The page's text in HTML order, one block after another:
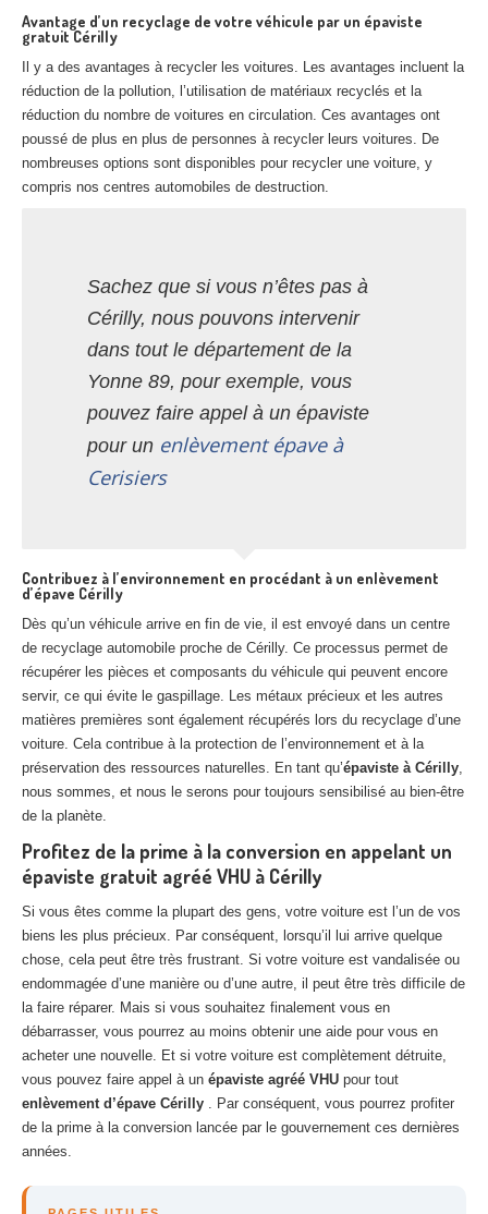
Avantage d’un recyclage de votre véhicule par un épaviste
gratuit Cérilly
Il y a des avantages à recycler les voitures. Les avantages incluent la
réduction de la pollution, l’utilisation de matériaux recyclés et la
réduction du nombre de voitures en circulation. Ces avantages ont
poussé de plus en plus de personnes à recycler leurs voitures. De
nombreuses options sont disponibles pour recycler une voiture, y
compris nos centres automobiles de destruction.
Sachez que si vous n’êtes pas à
Cérilly, nous pouvons intervenir
dans tout le département de la
Yonne 89, pour exemple, vous
pouvez faire appel à un épaviste
pour un enlèvement épave à
Cerisiers
Contribuez à l’environnement en procédant à un enlèvement
d’épave Cérilly
Dès qu’un véhicule arrive en fin de vie, il est envoyé dans un centre
de recyclage automobile proche de Cérilly. Ce processus permet de
récupérer les pièces et composants du véhicule qui peuvent encore
servir, ce qui évite le gaspillage. Les métaux précieux et les autres
matières premières sont également récupérés lors du recyclage d’une
voiture. Cela contribue à la protection de l’environnement et à la
préservation des ressources naturelles. En tant qu’épaviste à Cérilly,
nous sommes, et nous le serons pour toujours sensibilisé au bien-être
de la planète.
Profitez de la prime à la conversion en appelant un
épaviste gratuit agréé VHU à Cérilly
Si vous êtes comme la plupart des gens, votre voiture est l’un de vos
biens les plus précieux. Par conséquent, lorsqu’il lui arrive quelque
chose, cela peut être très frustrant. Si votre voiture est vandalisée ou
endommagée d’une manière ou d’une autre, il peut être très difficile de
la faire réparer. Mais si vous souhaitez finalement vous en
débarrasser, vous pourrez au moins obtenir une aide pour vous en
acheter une nouvelle. Et si votre voiture est complètement détruite,
vous pouvez faire appel à un épaviste agréé VHU pour tout
enlèvement d’épave Cérilly . Par conséquent, vous pourrez profiter
de la prime à la conversion lancée par le gouvernement ces dernières
années.